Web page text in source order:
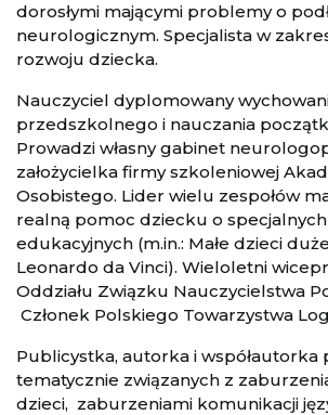
dorosłymi mającymi problemy o
neurologicznym. Specjalista w
rozwoju dziecka.
Nauczyciel dyplomowany
przedszkolnego i nauczania
Prowadzi własny gabinet
założycielka firmy szkoleniowej
Osobistego. Lider wielu zespołów
realną pomoc dziecku o
edukacyjnych (m.in.: Małe dzieci
Leonardo da Vinci). Wieloletni
Oddziału Związku Nauczycielstwa
Członek Polskiego Towarzystwa
Publicystka, autorka i współautorka
tematycznie związanych z
dzieci, zaburzeniami komunikacji